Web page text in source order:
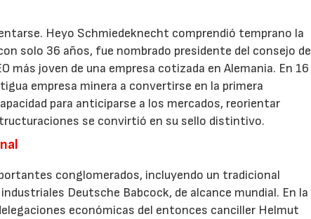
Heyo Schmiedeknecht comprendió temprano la
solo 36 años, fue nombrado presidente del consejo de
más joven de una empresa cotizada en Alemania. En 16
empresa minera a convertirse en la primera
para anticiparse a los mercados, reorientar
se convirtió en su sello distintivo.
conglomerados, incluyendo un tradicional
Deutsche Babcock, de alcance mundial. En la
económicas del entonces canciller Helmut